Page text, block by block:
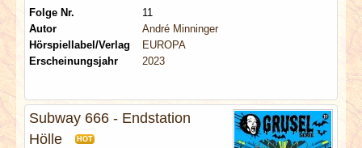
Folge Nr.
11
Autor
André Minninger
Hörspiellabel/Verlag
EUROPA
Erscheinungsjahr
2023
Subway 666 - Endstation
Hölle
HOT